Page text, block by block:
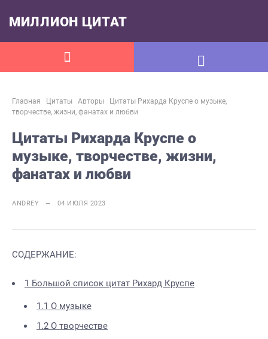
МИЛЛИОН ЦИТАТ
Главная Цитаты Авторы
Цитаты Рихарда Круспе о музыке,
творчестве, жизни, фанатах и любви
Цитаты Рихарда Круспе о
музыке, творчестве, жизни,
фанатах и любви
ANDREY — 04 ИЮЛЯ 2023
СОДЕРЖАНИЕ:
1 Большой список цитат Рихард Круспе
1.1 О музыке
1.2 О творчестве